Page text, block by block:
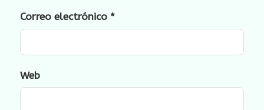
Correo electrónico *
Web